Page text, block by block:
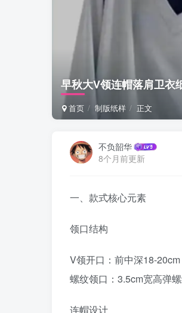
早秋大V领连帽落肩卫衣
首页 制版纸样 正文
不负韶华
8个月前更新
一、款式核心元素
领口结构‌
V领开口‌：前中深18-
螺纹领口‌：3.5cm宽高弹
连帽设计‌